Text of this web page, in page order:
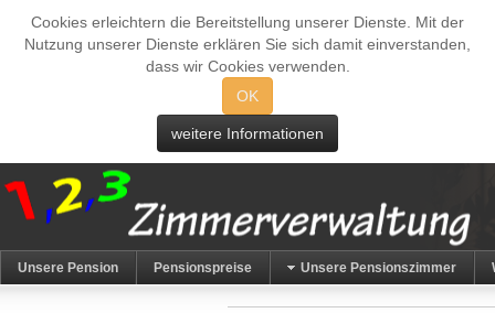
Cookies erleichtern die Bereitstellung unserer Dienste. Mit der
Nutzung unserer Dienste erklären Sie sich damit einverstanden,
dass wir Cookies verwenden.
OK
weitere Informationen
Unsere Pension Pensionspreise Unsere Pensionszimmer